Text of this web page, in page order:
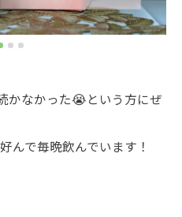
かなかった😭という方にぜ
んで毎晩飲んでいます！